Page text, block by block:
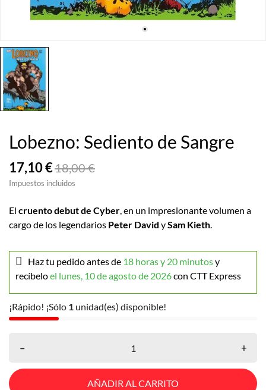
Lobezno: Sediento de Sangre
17,10 €18,00 €
Impuestos incluidos
El cruento debut de Cyber, en un impresionante volumen a
cargo de los legendarios Peter David ySam Kieth.
Haz tu pedido antes de 18 horas y 20 minutosy
recíbeloel lunes, 10 de agosto de 2026con CTT Express
¡Rápido! ¡Sólo 1 unidad(es) disponible!
– +
AÑADIR AL CARRITO